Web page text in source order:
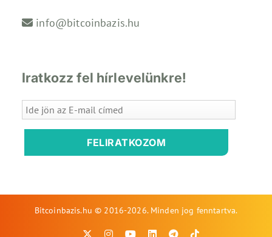
info@bitcoinbazis.hu
Iratkozz fel hírlevelünkre!
FELIRATKOZOM
Bitcoinbazis.hu © 2016-2026. Minden jog fenntartva.